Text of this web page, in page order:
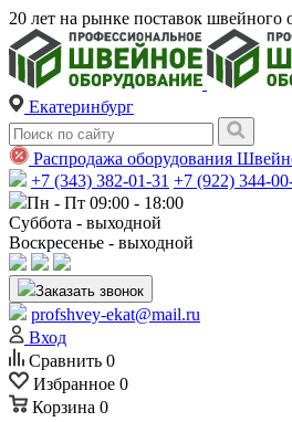
20 лет на рынке поставок
Екатеринбург
Распродажа оборудования
+7 (343) 382-01-31 +7 (922) 344-
Пн - Пт 09:00 - 18:00
Суббота - выходной
Воскресенье - выходной
Заказать звонок
profshvey-ekat@mail.ru
Вход
Сравнить 0
Избранное 0
Корзина 0